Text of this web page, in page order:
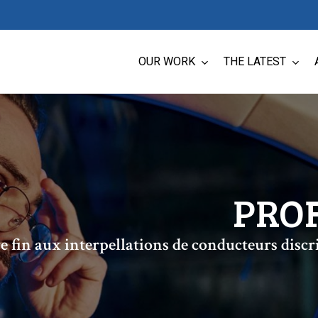
OUR WORK THE LATEST
fin aux interpellations de conducteurs